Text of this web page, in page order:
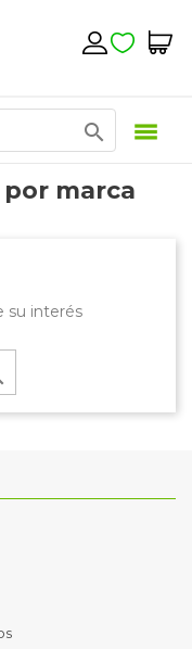

marca
su interés